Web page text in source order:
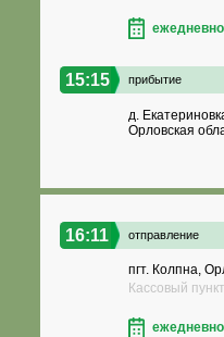
ежедневно
15:15 прибытие
д.
Орловская
16:11 отправление
пгт. Колпна,
Кассовый
ежедневно